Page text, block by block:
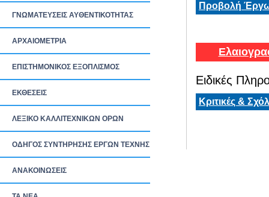
ΓΝΩΜΑΤΕΥΣΕΙΣ ΑΥΘΕΝΤΙΚΟΤΗΤΑΣ
ΑΡΧΑΙΟΜΕΤΡΙΑ
ΕΠΙΣΤΗΜΟΝΙΚΟΣ ΕΞΟΠΛΙΣΜΟΣ
ΕΚΘΕΣΕΙΣ
ΛΕΞΙΚΟ ΚΑΛΛΙΤΕΧΝΙΚΩΝ ΟΡΩΝ
ΟΔΗΓΟΣ ΣΥΝΤΗΡΗΣΗΣ ΕΡΓΩΝ ΤΕΧΝΗΣ
ΑΝΑΚΟΙΝΩΣΕΙΣ
Προβολή
Ειδικές
Κριτικές &